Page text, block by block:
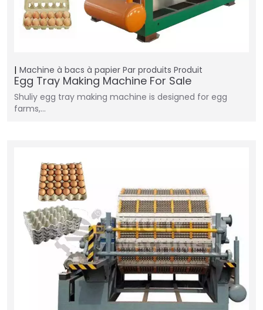
Machine à bacs à papier Par produits Produit
Egg Tray Making Machine For Sale
Shuliy egg tray making machine is designed for egg
farms,…